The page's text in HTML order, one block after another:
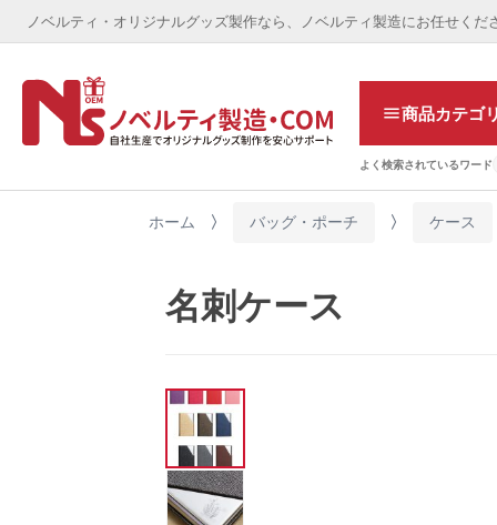
ノベルティ・オリジナルグッズ製作なら、ノベルティ製造にお任せくだ
商品カテゴ
よく検索されているワード
ホーム バッグ・ポーチ ケース
名刺ケース